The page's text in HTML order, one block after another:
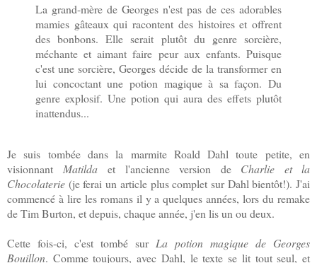
La grand-mère de Georges n'est pas de ces adorables
mamies gâteaux qui racontent des histoires et offrent
des bonbons. Elle serait plutôt du genre sorcière,
méchante et aimant faire peur aux enfants. Puisque
c'est une sorcière, Georges décide de la transformer en
lui concoctant une potion magique à sa façon. Du
genre explosif. Une potion qui aura des effets plutôt
inattendus...
Je suis tombée dans la marmite Roald Dahl toute petite, en
visionnant Matildaet l'ancienne version de Charlie et la
Chocolaterie (je ferai un article plus complet sur Dahl bientôt!). J'ai
commencé à lire les romans il y a quelques années, lors du remake
de Tim Burton, et depuis, chaque année, j'en lis un ou deux.
Cette fois-ci, c'est tombé sur La potion magique de Georges
Bouillon. Comme toujours, avec Dahl, le texte se lit tout seul, et